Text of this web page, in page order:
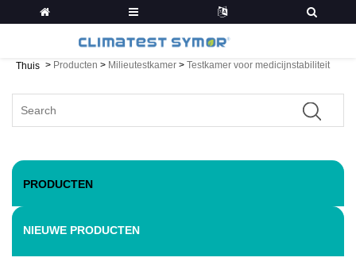
Thuis > Producten > Milieutestkamer > Testkamer voor medicijnstabiliteit
PRODUCTEN
NIEUWE PRODUCTEN